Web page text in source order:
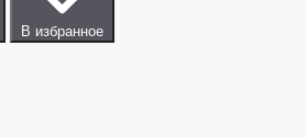
В избранное